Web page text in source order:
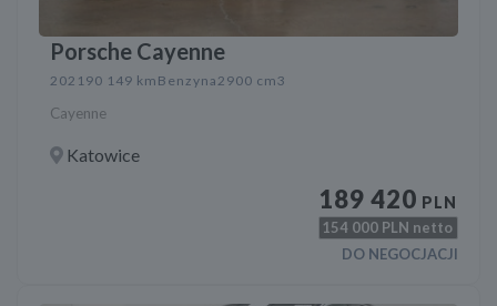
Porsche Cayenne
202190 149 km Benzyna2900 cm3
Cayenne
Katowice
189 420 PLN
154 000 PLN netto
DO NEGOCJACJI